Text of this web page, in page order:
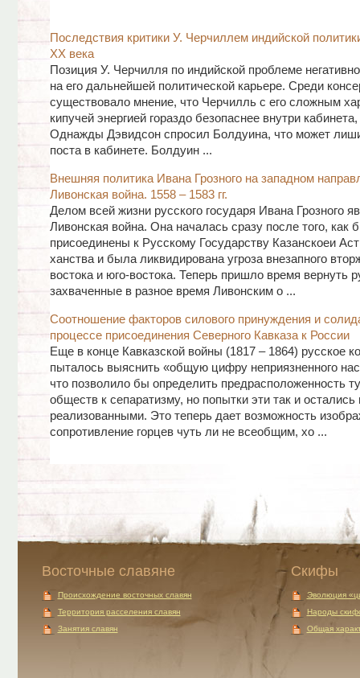
Последствия критики У. Черчиллем индийской
ХХ века
Позиция У. Черчилля по индийской проблеме
на его дальнейшей политической карьере. Среди
существовало мнение, что Черчилль с его сложным
кипучей энергией гораздо безопаснее внутри
Однажды Дэвидсон спросил Болдуина, что может
поста в кабинете. Болдуин ...
Внешняя политика Ивана Грозного на западном
Ливонская война. 1558 – 1583 гг.
Делом всей жизни русского государя Ивана Грозного
Ливонская война. Она началась сразу после того, как
присоединены к Русскому Государству Казанскоеи
ханства и была ликвидирована угроза внезапного
востока и юго-востока. Теперь пришло время вернуть
захваченные в разное время Ливонским о ...
Соотношение факторов силового принуждения и
процессе присоединения Северного Кавказа к России
Еще в конце Кавказской войны (1817 – 1864) русское
пыталось выяснить «общую цифру неприязненного
что позволило бы определить предрасположенность
обществ к сепаратизму, но попытки эти так и остались
реализованными. Это теперь дает возможность
сопротивление горцев чуть ли не всеобщим, хо ...
Восточные славяне
Происхождение восточных славян
Территория расселения славян
Занятия славян
Скифы
Эволюция
Народы
Общая